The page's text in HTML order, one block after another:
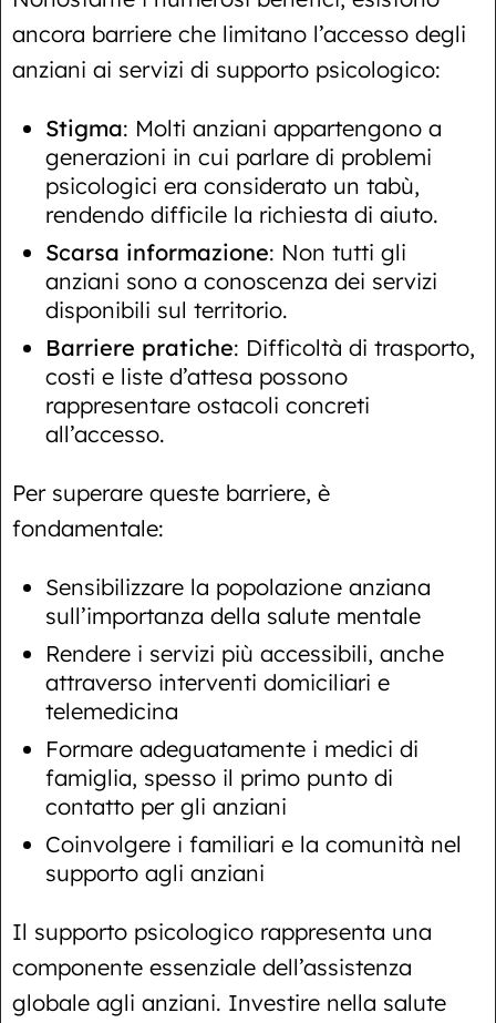
ancora barriere che limitano l’accesso degli
anziani ai servizi di supporto psicologico:
Stigma: Molti anziani appartengono a
generazioni in cui parlare di problemi
psicologici era considerato un tabù,
rendendo difficile la richiesta di aiuto.
Scarsa informazione: Non tutti gli
anziani sono a conoscenza dei servizi
disponibili sul territorio.
Barriere pratiche: Difficoltà di trasporto,
costi e liste d’attesa possono
rappresentare ostacoli concreti
all’accesso.
Per superare queste barriere, è
fondamentale:
Sensibilizzare la popolazione anziana
sull’importanza della salute mentale
Rendere i servizi più accessibili, anche
attraverso interventi domiciliari e
telemedicina
Formare adeguatamente i medici di
famiglia, spesso il primo punto di
contatto per gli anziani
Coinvolgere i familiari e la comunità nel
supporto agli anziani
Il supporto psicologico rappresenta una
componente essenziale dell’assistenza
globale agli anziani. Investire nella salute